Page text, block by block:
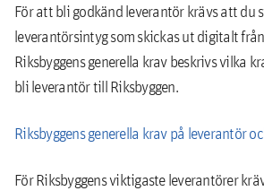
För att bli godkänd leverantör krävs att du
leverantörsintyg som skickas ut digitalt
Riksbyggens generella krav beskrivs vilka
bli leverantör till Riksbyggen.
Riksbyggens generella krav på leverantör
För Riksbyggens viktigaste leverantörer